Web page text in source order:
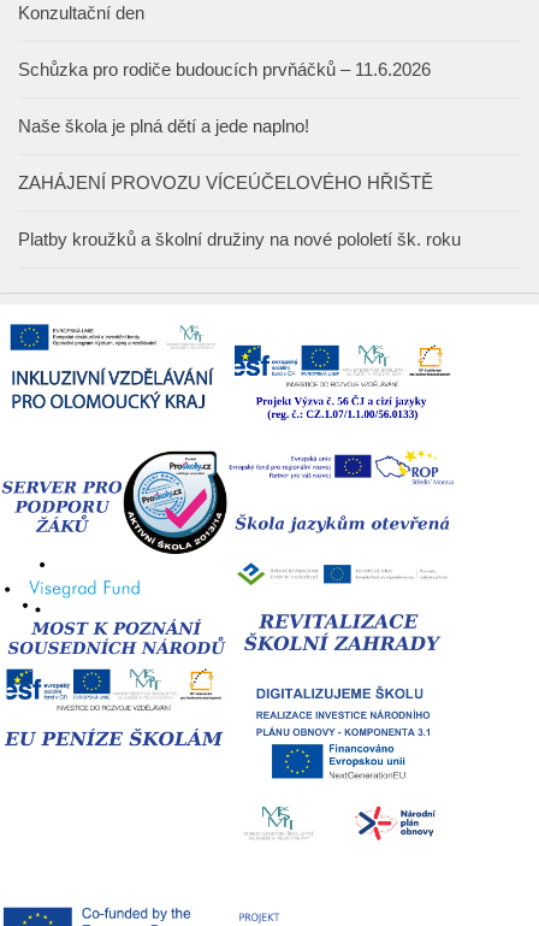
Konzultační den
Schůzka pro rodiče budoucích prvňáčků – 11.6.2026
Naše škola je plná dětí a jede naplno!
ZAHÁJENÍ PROVOZU VÍCEÚČELOVÉHO HŘIŠTĚ
Platby kroužků a školní družiny na nové pololetí šk. roku